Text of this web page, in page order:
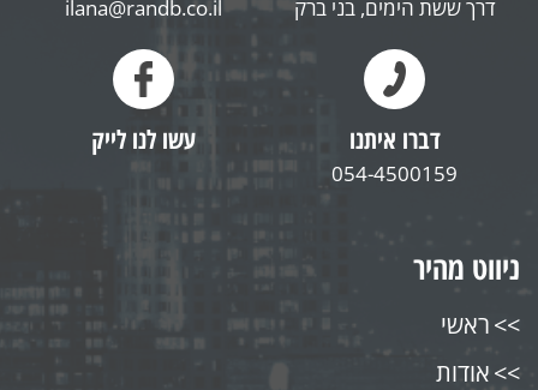
דרך ששת הימים, בני ברק ilana@randb.co.il
דברו איתנו
054-4500159
עשו לנו לייק
ניווט מהיר
ראשי
אודות